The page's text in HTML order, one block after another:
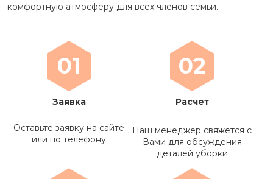
комфортную атмосферу для всех членов семьи.
01
Заявка
Оставьте заявку на сайте
или по телефону
02
Расчет
Наш менеджер свяжется с
Вами для обсуждения
деталей уборки